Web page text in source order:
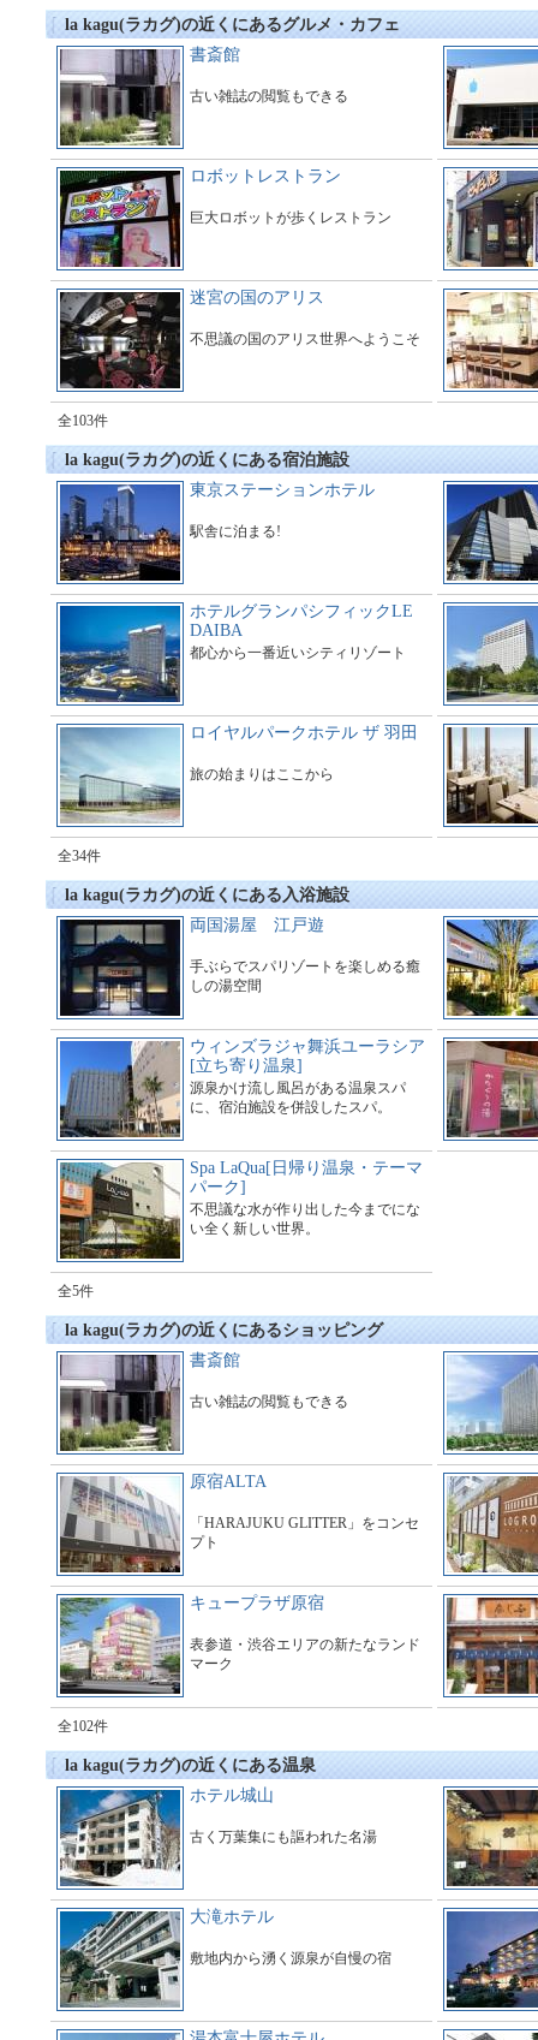
la kagu(ラカグ)の近くにあるグルメ・カフェ
書斎館
古い雑誌の閲覧もできる
ロボットレストラン
巨大ロボットが歩くレストラン
迷宮の国のアリス
不思議の国のアリス世界へようこそ
全103件
la kagu(ラカグ)の近くにある宿泊施設
東京ステーションホテル
駅舎に泊まる!
ホテルグランパシフィックLE
DAIBA
都心から一番近いシティリゾート
ロイヤルパークホテル ザ 羽田
旅の始まりはここから
全34件
la kagu(ラカグ)の近くにある入浴施設
両国湯屋 江戸遊
手ぶらでスパリゾートを楽しめる癒
しの湯空間
ウィンズラジャ舞浜ユーラシア
[立ち寄り温泉]
源泉かけ流し風呂がある温泉スパ
に、宿泊施設を併設したスパ。
Spa LaQua[日帰り温泉・テーマ
パーク]
不思議な水が作り出した今までにな
い全く新しい世界。
全5件
la kagu(ラカグ)の近くにあるショッピング
書斎館
古い雑誌の閲覧もできる
原宿ALTA
「HARAJUKU GLITTER」をコンセ
プト
キュープラザ原宿
表参道・渋谷エリアの新たなランド
マーク
全102件
la kagu(ラカグ)の近くにある温泉
ホテル城山
古く万葉集にも謳われた名湯
大滝ホテル
敷地内から湧く源泉が自慢の宿